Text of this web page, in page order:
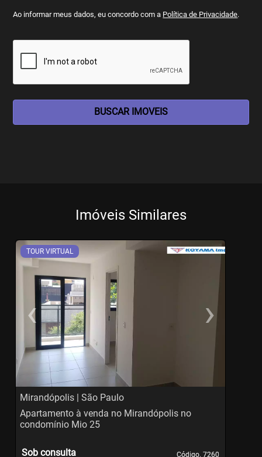
Ao informar meus dados, eu concordo com a Política de Privacidade.
BUSCAR IMOVEIS
Imóveis Similares
TOUR VIRTUAL
‹
Previous
›
Mirandópolis | São Paulo
Código. 7260
Código. 7260
Apartamento à venda no Mirandópolis no
condomínio Mio 25
Sob consulta